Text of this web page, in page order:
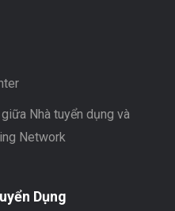
Nhà tuyển dụng và
Network
Dụng